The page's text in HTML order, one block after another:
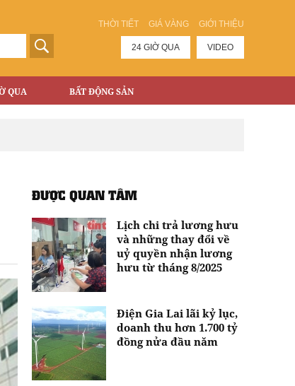
THỜI TIẾT GIÁ VÀNG GIỚI THIỆU
24 GIỜ QUA VIDEO
QUA BẤT ĐỘNG SẢN
ĐƯỢC QUAN TÂM
Lịch chi trả lương hưu
và những thay đổi về
uỷ quyền nhận lương
hưu từ tháng 8/2025
Điện Gia Lai lãi kỷ lục,
doanh thu hơn 1.700 tỷ
đồng nửa đầu năm